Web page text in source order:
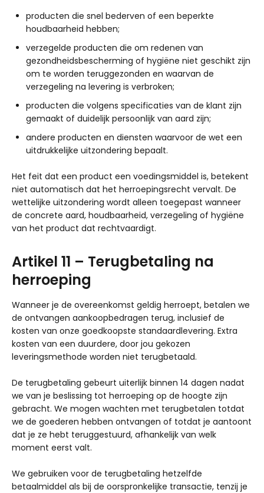
producten die snel bederven of een beperkte
houdbaarheid hebben;
verzegelde producten die om redenen van
gezondheidsbescherming of hygiëne niet geschikt zijn
om te worden teruggezonden en waarvan de
verzegeling na levering is verbroken;
producten die volgens specificaties van de klant zijn
gemaakt of duidelijk persoonlijk van aard zijn;
andere producten en diensten waarvoor de wet een
uitdrukkelijke uitzondering bepaalt.
Het feit dat een product een voedingsmiddel is, betekent
niet automatisch dat het herroepingsrecht vervalt. De
wettelijke uitzondering wordt alleen toegepast wanneer
de concrete aard, houdbaarheid, verzegeling of hygiëne
van het product dat rechtvaardigt.
Artikel 11 – Terugbetaling na
herroeping
Wanneer je de overeenkomst geldig herroept, betalen we
de ontvangen aankoopbedragen terug, inclusief de
kosten van onze goedkoopste standaardlevering. Extra
kosten van een duurdere, door jou gekozen
leveringsmethode worden niet terugbetaald.
De terugbetaling gebeurt uiterlijk binnen 14 dagen nadat
we van je beslissing tot herroeping op de hoogte zijn
gebracht. We mogen wachten met terugbetalen totdat
we de goederen hebben ontvangen of totdat je aantoont
dat je ze hebt teruggestuurd, afhankelijk van welk
moment eerst valt.
We gebruiken voor de terugbetaling hetzelfde
betaalmiddel als bij de oorspronkelijke transactie, tenzij je